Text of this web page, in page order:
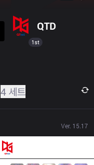
QTD
1st
4 세트
Ver. 15.17